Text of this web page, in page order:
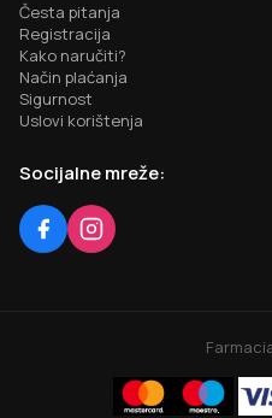
Česta pitanja
Registracija
Kako naručiti?
Način plaćanja
Sigurnost
Uslovi korištenja
Socijalne mreže: